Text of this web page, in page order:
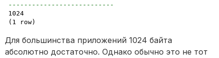
---------------------------
1024
(1 row)
Для большинства приложений 1024 байта
абсолютно достаточно. Однако обычно это не тот